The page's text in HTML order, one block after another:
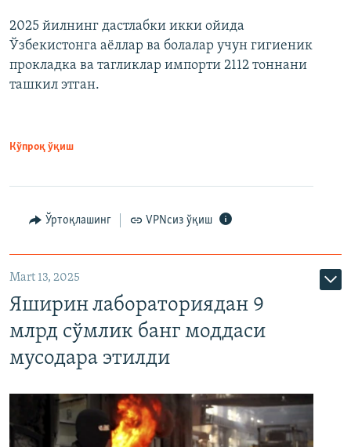
2025 йилнинг дастлабки икки ойида
Ўзбекистонга аёллар ва болалар учун гигиеник
прокладка ва тагликлар импорти 2112 тоннани
ташкил этган.
Кўпроқ ўқиш
Ўртоқлашинг VPNсиз ўқиш
Mart 13, 2025
Яширин лабораториядан 9
млрд сўмлик банг моддаси
мусодара этилди